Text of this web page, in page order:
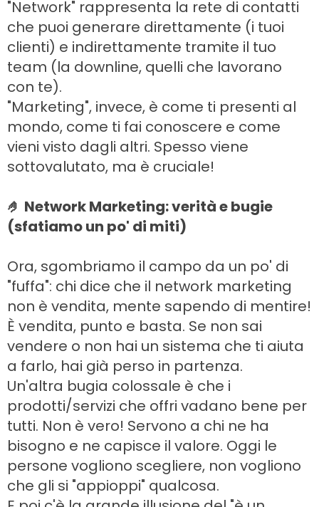
"Network" rappresenta la rete di contatti
che puoi generare direttamente (i tuoi
clienti) e indirettamente tramite il tuo
team (la downline, quelli che lavorano
con te).
"Marketing", invece, è come ti presenti al
mondo, come ti fai conoscere e come
vieni visto dagli altri. Spesso viene
sottovalutato, ma è cruciale!
🤌 Network Marketing: verità e bugie
(sfatiamo un po' di miti)
Ora, sgombriamo il campo da un po' di
"fuffa": chi dice che il network marketing
non è vendita, mente sapendo di mentire!
È vendita, punto e basta. Se non sai
vendere o non hai un sistema che ti aiuta
a farlo, hai già perso in partenza.
Un'altra bugia colossale è che i
prodotti/servizi che offri vadano bene per
tutti. Non è vero! Servono a chi ne ha
bisogno e ne capisce il valore. Oggi le
persone vogliono scegliere, non vogliono
che gli si "appioppi" qualcosa.